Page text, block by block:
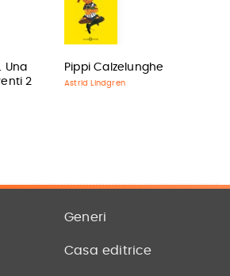
Una
2
Pippi Calzelunghe
Astrid Lindgren
Generi
Casa editrice